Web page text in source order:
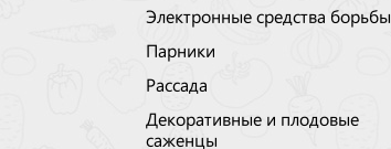
Электронные средства борьбы
Парники
Рассада
Декоративные и плодовые
саженцы